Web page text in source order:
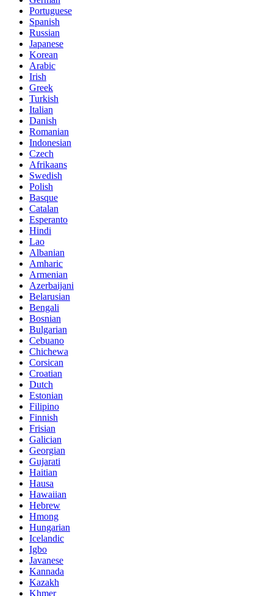
Portuguese
Spanish
Russian
Japanese
Korean
Arabic
Irish
Greek
Turkish
Italian
Danish
Romanian
Indonesian
Czech
Afrikaans
Swedish
Polish
Basque
Catalan
Esperanto
Hindi
Lao
Albanian
Amharic
Armenian
Azerbaijani
Belarusian
Bengali
Bosnian
Bulgarian
Cebuano
Chichewa
Corsican
Croatian
Dutch
Estonian
Filipino
Finnish
Frisian
Galician
Georgian
Gujarati
Haitian
Hausa
Hawaiian
Hebrew
Hmong
Hungarian
Icelandic
Igbo
Javanese
Kannada
Kazakh
Khmer